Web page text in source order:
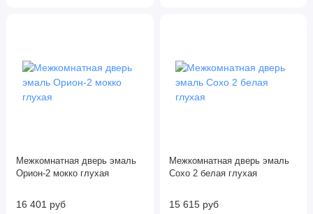
Межкомнатная дверь эмаль
Орион-2 мокко глухая
16 401 руб
Межкомнатная дверь эмаль
Сохо 2 белая глухая
15 615 руб